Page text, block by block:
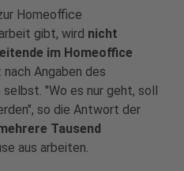
Homeoffice
gibt, wird nicht
im Homeoffice
Angaben des
"Wo es nur geht, soll
so die Antwort der
Tausend
aus arbeiten.